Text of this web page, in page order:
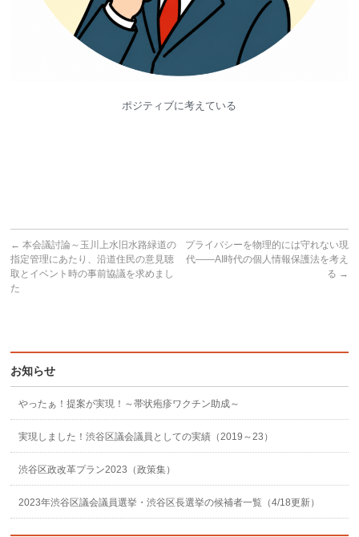
ポジティブに考えている
← 本会議討論～玉川上水旧水路緑道の
指定管理にあたり、沿道住民の意見聴
取とイベント時の事前協議を求めまし
た
プライバシーを物理的には守れない現
代——AI時代の個人情報保護法を考え
る →
お知らせ
やったぁ！提案が実現！～帯状疱疹ワクチン助成～
実現しました！渋谷区議会議員としての実績（2019～23）
渋谷区政改革プラン2023（政策集）
2023年渋谷区議会議員選挙・渋谷区長選挙の候補者一覧（4/18更新）